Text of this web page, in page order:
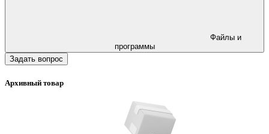
программы
Задать вопрос
Архивный товар